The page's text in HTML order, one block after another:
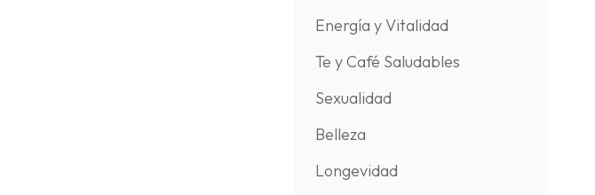
Energía y Vitalidad
Te y Café Saludables
Sexualidad
Belleza
Longevidad